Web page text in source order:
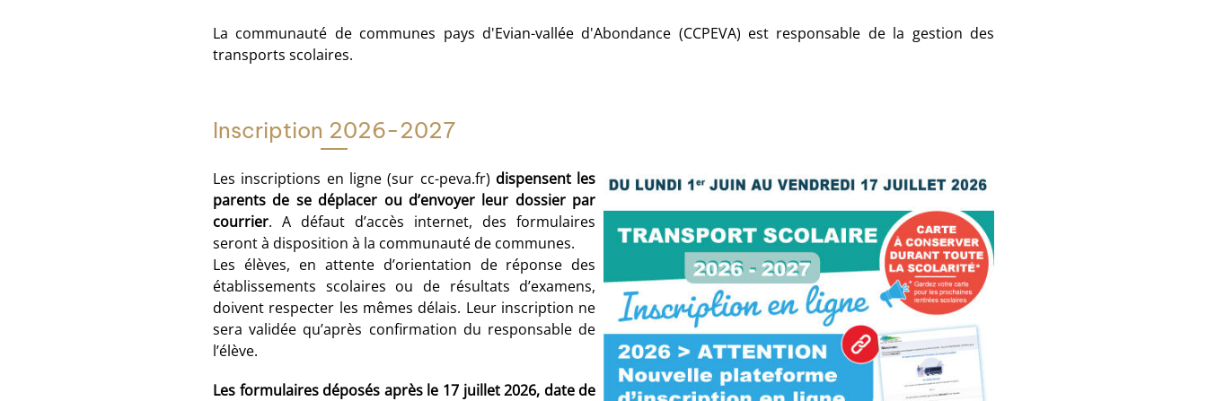
La communauté de communes pays d'Evian-vallée d'Abondance (CCPEVA) est responsable de la gestion des
transports scolaires.
Inscription 2026-2027
Les inscriptions en ligne (sur cc-peva.fr) dispensent les
parents de se déplacer ou d’envoyer leur dossier par
courrier. A défaut d’accès internet, des formulaires
seront à disposition à la communauté de communes.
Les élèves, en attente d’orientation de réponse des
établissements scolaires ou de résultats d’examens,
doivent respecter les mêmes délais. Leur inscription ne
sera validée qu’après confirmation du responsable de
l’élève.
Les formulaires déposés après le 17 juillet 2026, date de